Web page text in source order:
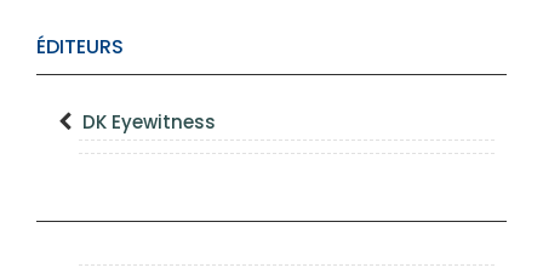
ÉDITEURS
DK Eyewitness